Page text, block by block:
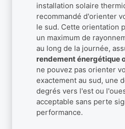
installation solaire
recommandé d'orienter
le sud. Cette orientation
un maximum de
au long de la journée,
rendement énergétique
ne pouvez pas orienter
exactement au sud, une
degrés vers l'est ou
acceptable sans perte
performance.